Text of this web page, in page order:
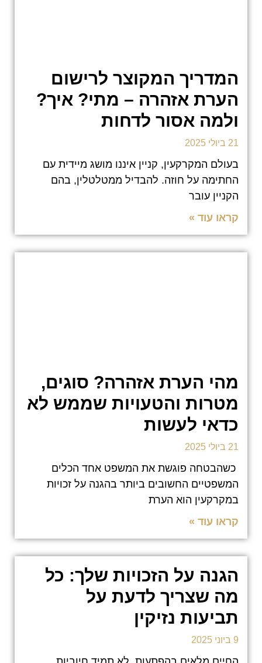
המדריך המקוצר לרישום
הערת אזהרה – מתי? איך?
ולמה אסור לדחות
21 ביולי 2025
בעולם המקרקעין, קניין איננו מושג מיידית עם
החתימה על חוזה. להבדיל ממטלטלין, בהם
הקניין עובר
קראו עוד »
מהי הערת אזהרה? סוגים,
מטרות והטעויות שממש לא
כדאי לעשות
21 ביולי 2025
כשהבטחה פוגשת את המשפט אחד הכלים
המשפטיים החשובים ביותר בהגנה על זכויות
במקרקעין הוא הערת
קראו עוד »
הגנה על הזכויות שלך: כל
מה שצריך לדעת על
תביעות נזיקין
9 ביוני 2025